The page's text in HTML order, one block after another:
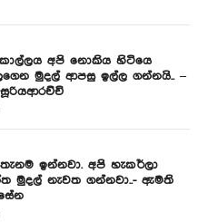
අපි නොකිය හිටියෙ
මුදල් ආපසු ඉල්ල ගන්නයි.. –
ඉන්නවා. අපි හැකර්ලා
මුදල් නැවත ගන්නවා..- ඇමති